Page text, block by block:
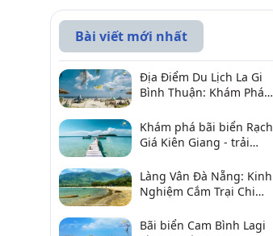
Bài viết mới nhất
Địa Điểm Du Lịch La Gi
Bình Thuận: Khám Phá 6
2026
Khám phá bãi biển Rạch
Giá Kiên Giang - trải
Làng Vân Đà Nẵng: Kinh
Nghiệm Cắm Trại Chi
Bãi biển Cam Bình Lagi